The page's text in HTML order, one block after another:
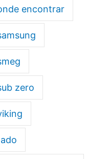
encontrar
zero